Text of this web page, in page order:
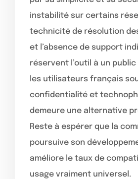
instabilité sur certains
technicité de résolution
et l’absence de support
réservent l’outil à un
les utilisateurs français
confidentialité et
demeure une alternative
Reste à espérer que la
poursuive son
améliore le taux de
usage vraiment universel.